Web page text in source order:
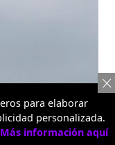
para elaborar
personalizada.
Más información aquí